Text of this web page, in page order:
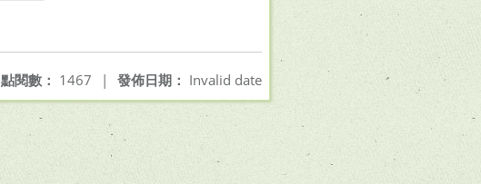
發佈日期： Invalid date
點閱數： 1467 |